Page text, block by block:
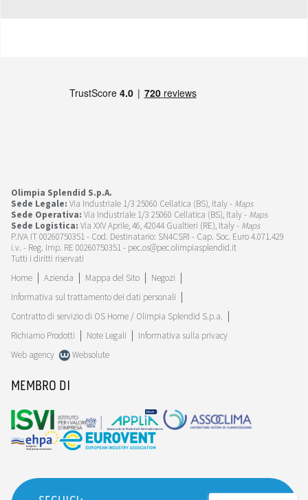
Olimpia Splendid S.p.A.
Sede Legale: Via Industriale 1/3 25060 Cellatica (BS), Italy - Maps
Sede Operativa: Via Industriale 1/3 25060 Cellatica (BS), Italy - Maps
Sede Logistica: Via XXV Aprile, 46, 42044 Gualtieri (RE), Italy - Maps
P.IVA IT 00260750351 - Cod. Destinatario: SN4CSRI - Cap. Soc. Euro 4.071.429
i.v. - Reg. Imp. RE 00260750351 - pec.os@pec.olimpiasplendid.it
Tutti i diritti riservati
Home
Azienda Mappa del Sito
Negozi
Informativa sul trattamento dei dati personali
Contratto di servizio di OS Home / Olimpia Splendid S.p.a.
Richiamo Prodotti
Note Legali
Informativa sulla privacy
Web agency
Websolute
MEMBRO DI